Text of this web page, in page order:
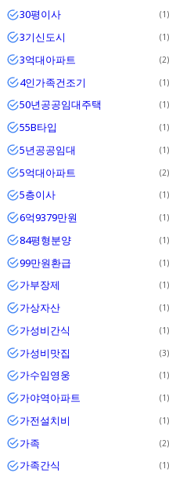
30평이사 1
3기신도시 1
3억대아파트 2
4인가족건조기 1
50년공공임대주택 1
55B타입 1
5년공공임대 1
5억대아파트 2
5층이사 1
6억9379만원 1
84평형분양 1
99만원환급 1
가부장제 1
가상자산 1
가성비간식 1
가성비맛집 3
가수임영웅 1
가야역아파트 1
가전설치비 1
가족 2
가족간식 1